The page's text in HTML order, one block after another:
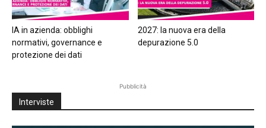
IA in azienda: obblighi
normativi, governance e
protezione dei dati
2027: la nuova era della
depurazione 5.0
Pubblicità
Interviste